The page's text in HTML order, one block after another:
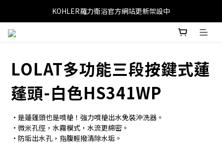
KOHLER羅力衛浴官方網站更新架設中
LOLAT多功能三段按鍵式蓮
蓬頭-白色HS341WP
•是蓮蓬頭也是噴槍！強力噴槍出水免裝沖洗器。
•微米孔徑，水霧模式，水流更綿密。
•防垢出水孔，指腹輕撥清除水垢。